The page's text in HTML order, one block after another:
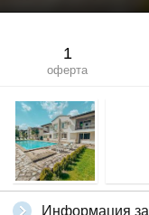
1
оферта
Информация за